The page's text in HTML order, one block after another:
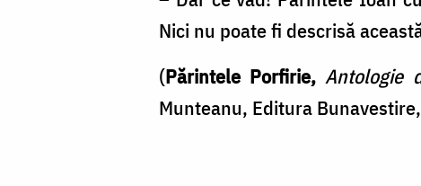
Nici nu poate fi descrisă
(Părintele Porfirie,Antologie
Munteanu, Editura